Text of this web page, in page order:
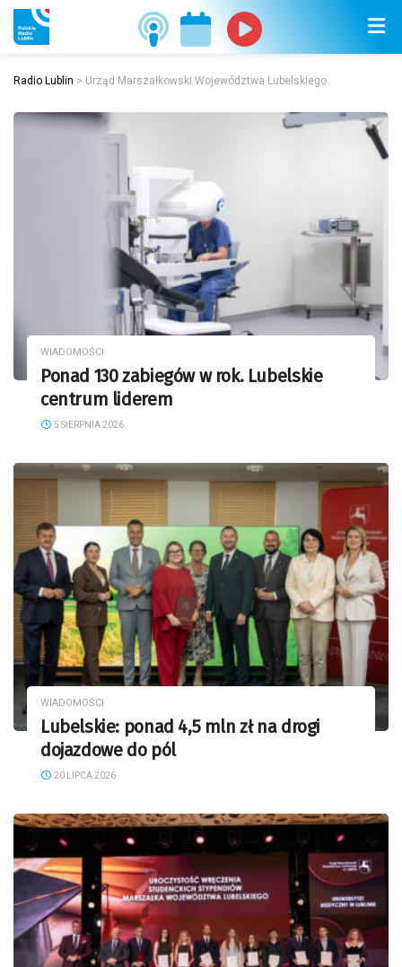
Radio Lublin > Urząd Marszałkowski Województwa Lubelskiego
WIADOMOŚCI
Ponad 130 zabiegów w rok. Lubelskie
centrum liderem
5 SIERPNIA 2026
WIADOMOŚCI
Lubelskie: ponad 4,5 mln zł na drogi
dojazdowe do pól
20 LIPCA 2026